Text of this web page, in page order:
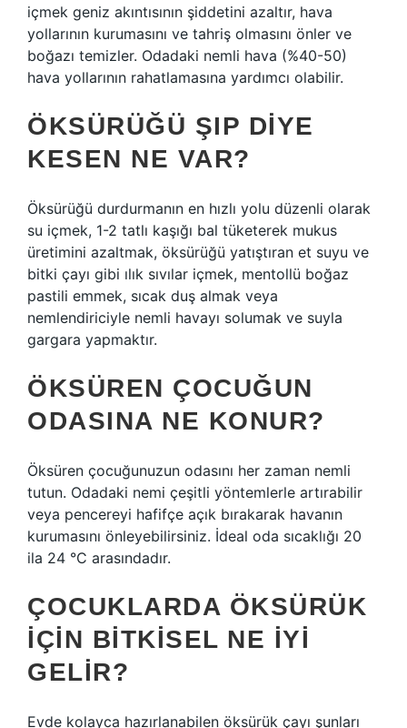
içmek geniz akıntısının şiddetini azaltır, hava
yollarının kurumasını ve tahriş olmasını önler ve
boğazı temizler. Odadaki nemli hava (%40-50)
hava yollarının rahatlamasına yardımcı olabilir.
ÖKSÜRÜĞÜ ŞIP DIYE
KESEN NE VAR?
Öksürüğü durdurmanın en hızlı yolu düzenli olarak
su içmek, 1-2 tatlı kaşığı bal tüketerek mukus
üretimini azaltmak, öksürüğü yatıştıran et suyu ve
bitki çayı gibi ılık sıvılar içmek, mentollü boğaz
pastili emmek, sıcak duş almak veya
nemlendiriciyle nemli havayı solumak ve suyla
gargara yapmaktır.
ÖKSÜREN ÇOCUĞUN
ODASINA NE KONUR?
Öksüren çocuğunuzun odasını her zaman nemli
tutun. Odadaki nemi çeşitli yöntemlerle artırabilir
veya pencereyi hafifçe açık bırakarak havanın
kurumasını önleyebilirsiniz. İdeal oda sıcaklığı 20
ila 24 °C arasındadır.
ÇOCUKLARDA ÖKSÜRÜK
IÇIN BITKISEL NE IYI
GELIR?
Evde kolayca hazırlanabilen öksürük çayı şunları